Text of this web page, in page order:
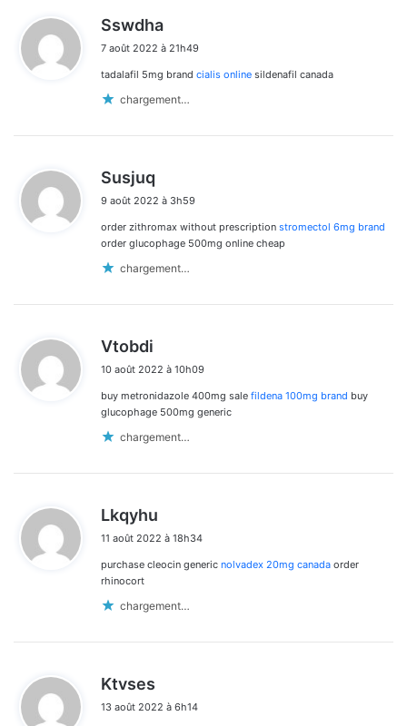
Sswdha
t
7 août 2022 à 21h49
tadalafil 5mg brand cialis online sildenafil canada
chargement…
Susjuq
t
:
9 août 2022 à 3h59
order zithromax without prescription stromectol 6mg brand
order glucophage 500mg online cheap
chargement…
Vtobdi
t
:
10 août 2022 à 10h09
buy metronidazole 400mg sale fildena 100mg brand buy
glucophage 500mg generic
chargement…
Lkqyhu
t
11 août 2022 à 18h34
purchase cleocin generic nolvadex 20mg canada order
rhinocort
chargement…
Ktvses
t
13 août 2022 à 6h14